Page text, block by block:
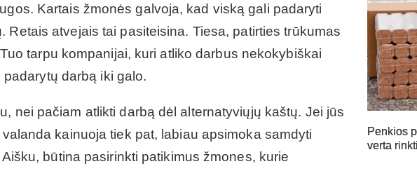
Kartais žmonės galvoja, kad viską gali padaryti
atvejais tai pasiteisina. Tiesa, patirties trūkumas
tarpu kompanijai, kuri atliko darbus nekokybiškai
darbą iki galo.
nei pačiam atlikti darbą dėl alternatyviųjų kaštų. Jei jūs
kainuoja tiek pat, labiau apsimoka samdyti
būtina pasirinkti patikimus žmones, kurie
Penkios
verta